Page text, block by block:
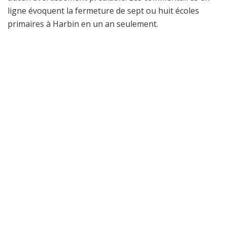
ligne évoquent la fermeture de sept ou huit écoles
primaires à Harbin en un an seulement.